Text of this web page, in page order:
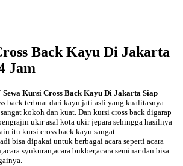
Back Kayu Di Jakarta
Jam
Sewa Kursi Cross Back Kayu Di Jakarta Siap
back terbuat dari kayu jati asli yang kualitasnya
kokoh dan kuat. Dan kursi cross back digarap
ukir asal kota ukir jepara sehingga hasilnya
itu kursi cross back kayu sangat
bisa dipakai untuk berbagai acara seperti acara
syukuran,acara bukber,acara seminar dan bisa